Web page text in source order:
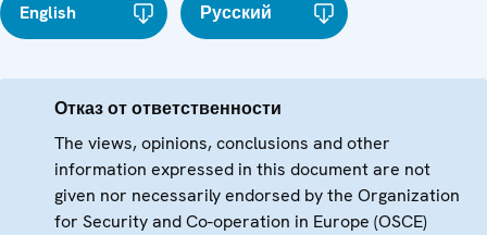
English Русский
Отказ от ответственности
The views, opinions, conclusions and other
information expressed in this document are not
given nor necessarily endorsed by the Organization
for Security and Co-operation in Europe (OSCE)